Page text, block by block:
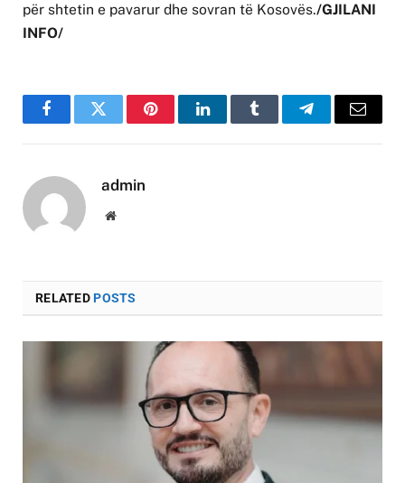
për shtetin e pavarur dhe sovran të Kosovës./GJILANI
INFO/
FacebookTwitter PinterestLinkedInTumblr TelegramEmail
admin
Website
RELATEDPOSTS